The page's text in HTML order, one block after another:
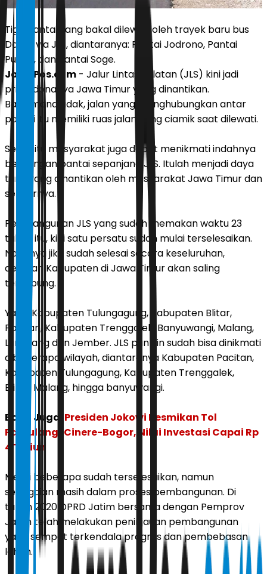
Tiga pantai yang bakal dilewati oleh trayek baru bus
Damri via JLS, diantaranya: Pantai Jodrono, Pantai
Puring, dan Pantai Soge.
JawaPos.com - Jalur Lintas Selatan (JLS) kini jadi
primadonanya Jawa Timur yang dinantikan.
Bagaimana tidak, jalan yang menghubungkan antar
pantai itu memiliki ruas jalan yang ciamik saat dilewati.
Selain itu masyarakat juga dapat menikmati indahnya
bentangan pantai sepanjang JLS. Itulah menjadi daya
tarik yang dinantikan oleh masyarakat Jawa Timur dan
sekitarnya.
Pembangunan JLS yang sudah memakan waktu 23
tahun itu, kini satu persatu sudah mulai terselesaikan.
Nantinya jika sudah selesai secara keseluruhan,
delapan Kabupaten di Jawa Timur akan saling
terhubung.
Yakni Kabupaten Tulungagung, Kabupaten Blitar,
Pacitan, Kabupaten Trenggalek, Banyuwangi, Malang,
Lumajang dan Jember. JLS pun kin sudah bisa dinikmati
dibeberapa wilayah, diantaranya Kabupaten Pacitan,
Kabupaten Tulungagung, Kabupaten Trenggalek,
Blitar, Malang, hingga banyuwangi.
Baca Juga: Presiden Jokowi Resmikan Tol
Pamulang-Cinere-Bogor, Nilai Investasi Capai Rp
4 Triliun
Meski beberapa sudah terselesaikan, namun
sebagaian masih dalam proses pembangunan. Di
tahun 2020 DPRD Jatim bersama dengan Pemprov
Jatim telah melakukan peninjauan pembangunan
yang sempat terkendala progres dan pembebasan
lahan.